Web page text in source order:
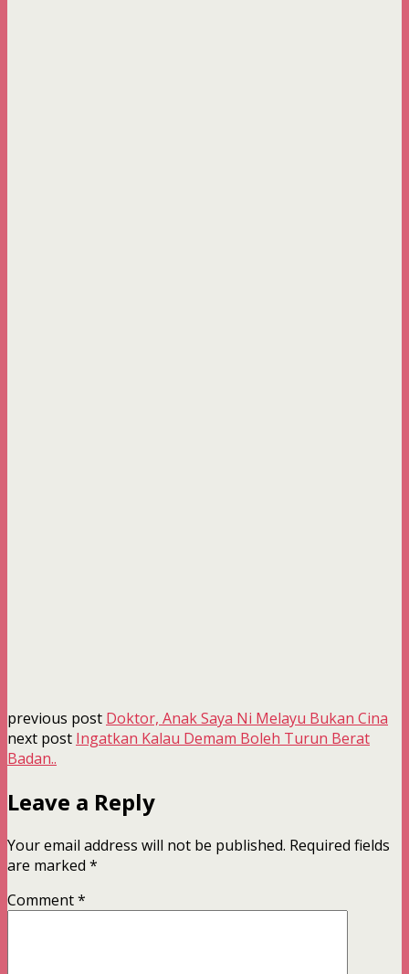
previous post Doktor, Anak Saya Ni Melayu Bukan Cina
next post Ingatkan Kalau Demam Boleh Turun Berat
Badan..
Leave a Reply
Your email address will not be published. Required fields
are marked *
Comment*